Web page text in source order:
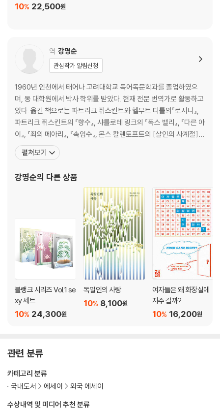
22,500원
10%
역 강명순
관심작가 알림신청
1960년 인천에서 태어나 고려대학교 독어독문학과를 졸업하였으
며, 동 대학원에서 박사 학위를 받았다. 현재 전문 번역가로 활동하고
있다. 옮긴 책으로는 파트리크 쥐스킨트와 헬무트 디틀의『로시니』,
파트리크 쥐스킨트의 『향수』, 샤를로테 링크의 『폭스 밸리』, 『다른 아
이』, 『죄의 메아리』, 『속임수』, 몬스 칼렌토프트의 [살인의 사계절]
시리즈, 헤르만 코흐의 『디너』, 파트리크 쥐스킨트의 『향수』, 리하르
트 뒤벨의 『악마의 성경』, 사라 쿠트너의 『다시 사랑할 수 있을까』, 로
평생 내가 배운 것들』, 파울
펼쳐보기
강명순의 다른 상품
블랭크 시리즈 Vol.1 se
xy 세트
24,300원
10%
독일인의 사랑
8,100원
10%
여자들은 왜 화장실에
자주 갈까?
16,200원
10%
관련 분류
수상내역 및 미디어 추천 분류
카테고리 분류
국내도서
에세이 외국 에세이